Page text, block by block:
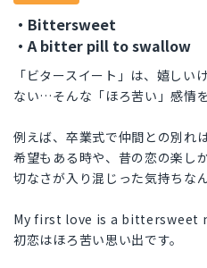
・Bittersweet
・A bitter pill to swallow
「ビタースイート」は、嬉し
ない…そんな「ほろ苦い」感情
例えば、卒業式で仲間との別れ
希望もある時や、昔の恋の楽し
切なさが入り混じった気持ちな
My first love is a bittersweet
初恋はほろ苦い思い出です。